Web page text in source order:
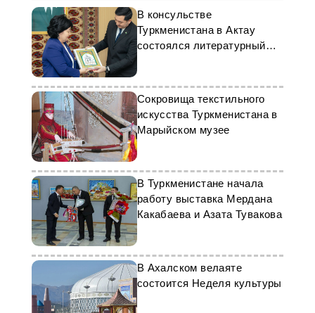
В консульстве
Туркменистана в Актау
состоялся литературный
Сокровища текстильного
искусства Туркменистана в
Марыйском музее
В Туркменистане начала
работу выставка Мердана
Какабаева и Азата Тувакова
В Ахалском велаяте
состоится Неделя культуры